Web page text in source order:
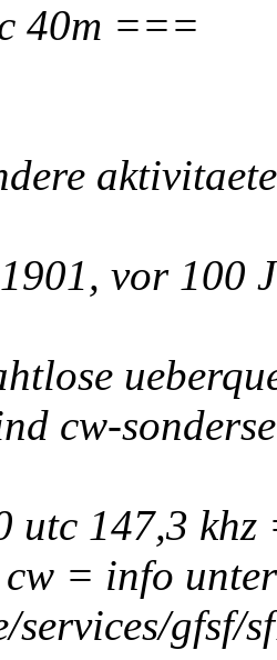
40m ===
vor 100
cw-
utc 147,3
= info unter
services/gfsf/